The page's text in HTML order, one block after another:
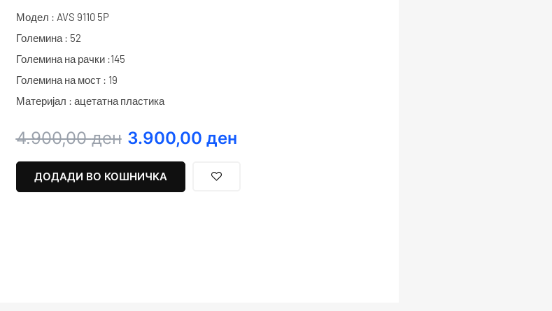
Модел : AVS 9110 5P
Големина : 52
Големина на рачки :145
Големина на мост : 19
Материјал : ацетатна пластика
4.900,00ден
Original
was:
4.900,00 ден.
3.900,00 ден
Current
3.900,00 ден.
ДОДАДИ ВО КОШНИЧКА